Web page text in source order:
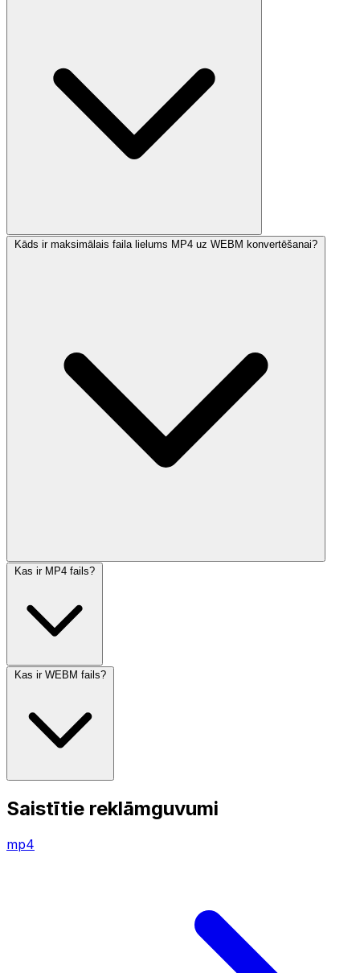
Kāds ir maksimālais faila lielums MP4 uz WEBM konvertēšanai?
Kas ir MP4 fails?
Kas ir WEBM fails?
Saistītie reklāmguvumi
mp4